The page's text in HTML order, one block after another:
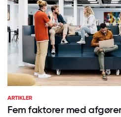
ARTIKLER
Fem faktorer med